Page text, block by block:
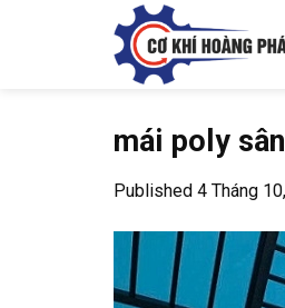
mái poly
Published 4 Tháng